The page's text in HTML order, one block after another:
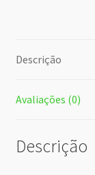
Descrição
Avaliações (0)
Descrição